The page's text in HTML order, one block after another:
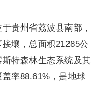
贵州省荔波县南部，
壤，总面积21285公
特森林生态系统及其
率88.61%，是地球